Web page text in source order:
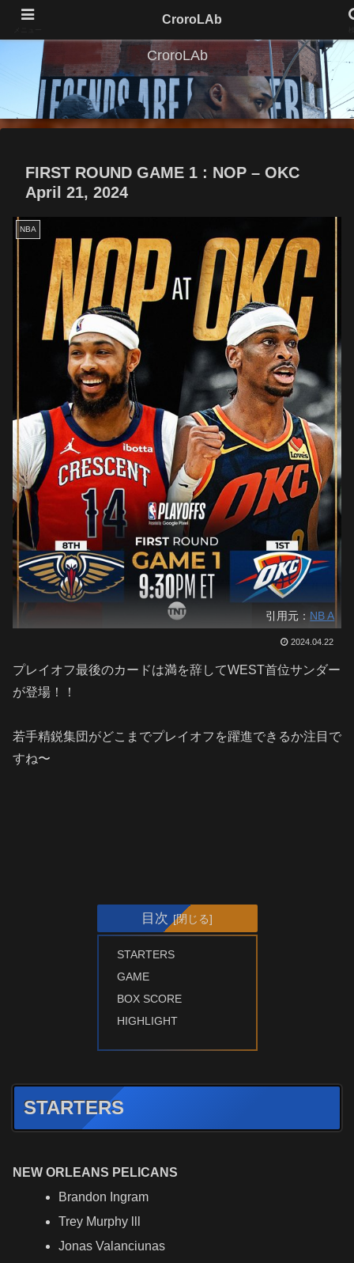
CroroLAb
FIRST ROUND GAME 1 : NOP – OKC
April 21, 2024
NBA
引用元： NB A
2024.04.22
プレイオフ最後のカードは満を辞してWEST首位サンダー
が登場！！
若手精鋭集団がどこまでプレイオフを躍進できるか注目で
すね〜
目次
STARTERS
GAME
BOX SCORE
HIGHLIGHT
STARTERS
NEW ORLEANS PELICANS
Brandon Ingram
Trey Murphy lll
Jonas Valanciunas
CroroLAb